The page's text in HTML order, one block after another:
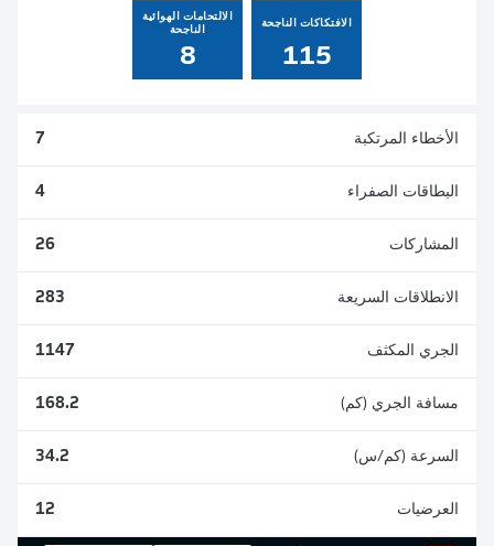
الافتكاكات الناجحة
115
الالتحامات الهوائية
الناجحة
الأخطاء المرتكبة
البطاقات الصفراء
المشاركات
الانطلاقات السريعة 283
الجري المكثف 1147
مسافة الجري (كم) 168.2
السرعة (كم/س) 34.2
العرضيات